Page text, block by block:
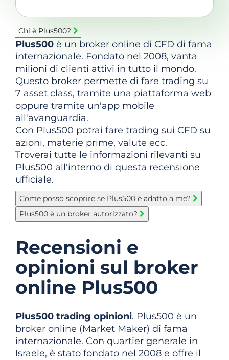
Chi è Plus500?
Plus500 è un broker online di CFD di fama
internazionale. Fondato nel 2008, vanta
milioni di clienti attivi in tutto il mondo.
Questo broker permette di fare trading su
7 asset class, tramite una piattaforma web
oppure tramite un'app mobile
all'avanguardia.
Con Plus500 potrai fare trading sui CFD su
azioni, materie prime, valute ecc.
Troverai tutte le informazioni rilevanti su
Plus500 all'interno di questa recensione
ufficiale.
Come posso scoprire se Plus500 è adatto a me?
Plus500 è un broker autorizzato?
Recensioni e
opinioni sul broker
online Plus500
Plus500 trading opinioni. Plus500 è un
broker online (Market Maker) di fama
internazionale. Con quartier generale in
Israele, è stato fondato nel 2008 e offre il